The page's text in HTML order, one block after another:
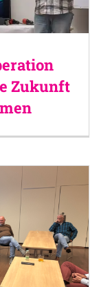
Zukunft